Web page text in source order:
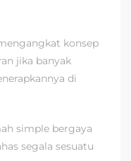
konsep
jika banyak
di
simple bergaya
segala sesuatu